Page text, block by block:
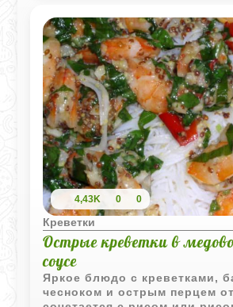
4,43K 0 0
Креветки
Острые креветки в
соусе
Яркое блюдо с креветками,
чесноком и острым перцем